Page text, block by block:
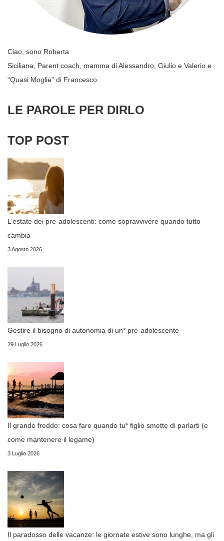
Ciao, sono Roberta
Siciliana, Parent coach, mamma di Alessandro, Giulio e Valerio e
“Quasi Moglie” di Francesco.
LE PAROLE PER DIRLO
TOP POST
L’estate dei pre-adolescenti: come sopravvivere quando tutto
cambia
3 Agosto 2026
Gestire il bisogno di autonomia di un* pre-adolescente
29 Luglio 2026
Il grande freddo: cosa fare quando tu* figlio smette di parlarti (e
come mantenere il legame)
3 Luglio 2026
Il paradosso delle vacanze: le giornate estive sono lunghe, ma gli